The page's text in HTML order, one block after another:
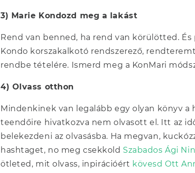
3) Marie Kondozd meg a lakást
Rend van benned, ha rend van körülötted.
Kondo korszakalkotó rendszerező,
rendbe tételére. Ismerd meg a KonMari
4) Olvass otthon
Mindenkinek van legalább egy olyan könyv
teendőire hivatkozva nem olvasott el. Itt az
belekezdeni az olvasásba. Ha megvan,
hashtaget, no meg csekkold Szabados Ági
ötleted, mit olvass, inpirációért kövesd Ott